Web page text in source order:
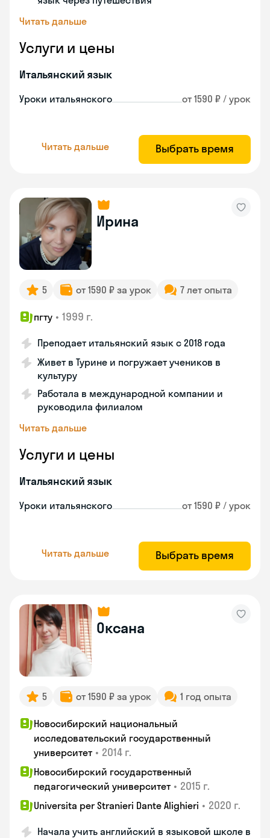
Читать дальше
Услуги и цены
Итальянский язык
Уроки итальянского от 1590 ₽ / урок
Читать дальше Выбрать время
Ирина
5 от 1590 ₽ за урок 7 лет опыта
пгту • 1999 г.
Преподает итальянский язык с 2018 года
Живет в Турине и погружает учеников в
культуру
Работала в международной компании и
руководила филиалом
Читать дальше
Услуги и цены
Итальянский язык
Уроки итальянского от 1590 ₽ / урок
Читать дальше Выбрать время
Оксана
5 от 1590 ₽ за урок 1 год опыта
Новосибирский национальный
исследовательский государственный
университет • 2014 г.
Новосибирский государственный
педагогический университет • 2015 г.
Universita per Stranieri Dante Alighieri • 2020 г.
Начала учить английский в языковой школе в